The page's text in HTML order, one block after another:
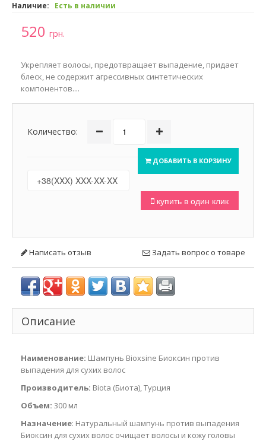
Наличие: Есть в наличии
520 грн.
Укрепляет волосы, предотвращает выпадение, придает
блеск, не содержит агрессивных синтетических
компонентов....
Количество:
ДОБАВИТЬ В КОРЗИНУ
купить в один клик
Написать отзыв Задать вопрос о товаре
Описание
Наименование: Шампунь Bioxsine Биоксин против
выпадения для сухих волос
Производитель: Biota (Биота), Турция
Объем: 300 мл
Назначение: Натуральный шампунь против выпадения
Биоксин для сухих волос очищает волосы и кожу головы